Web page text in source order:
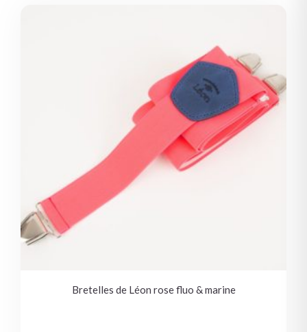
Bretelles de Léon rose fluo & marine